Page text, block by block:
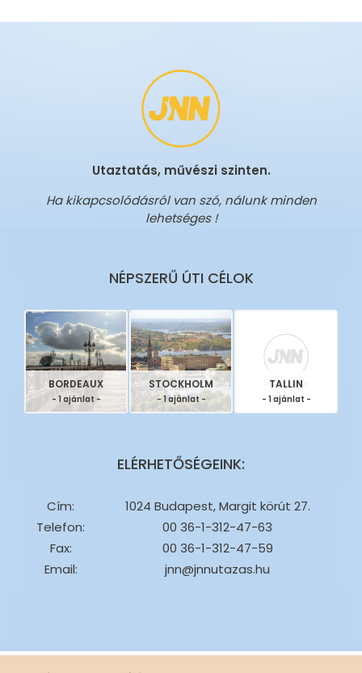
Utaztatás, művészi szinten.
Ha kikapcsolódásról van szó, nálunk minden
lehetséges !
NÉPSZERŰ ÚTI CÉLOK
BORDEAUX
- 1 ajánlat -
STOCKHOLM
- 1 ajánlat -
TALLIN
- 1 ajánlat -
ELÉRHETŐSÉGEINK:
Cím:
1024 Budapest, Margit körút 27.
Telefon:
00 36-1-312-47-63
Fax:
00 36-1-312-47-59
Email:
jnn@jnnutazas.hu